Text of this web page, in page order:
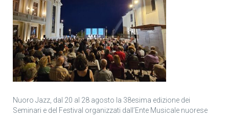
Nuoro Jazz, dal 20 al 28 agosto la 38esima edizione dei
Seminari e del Festival organizzati dall’Ente Musicale nuorese